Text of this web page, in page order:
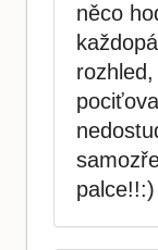
něco
palce!!:)